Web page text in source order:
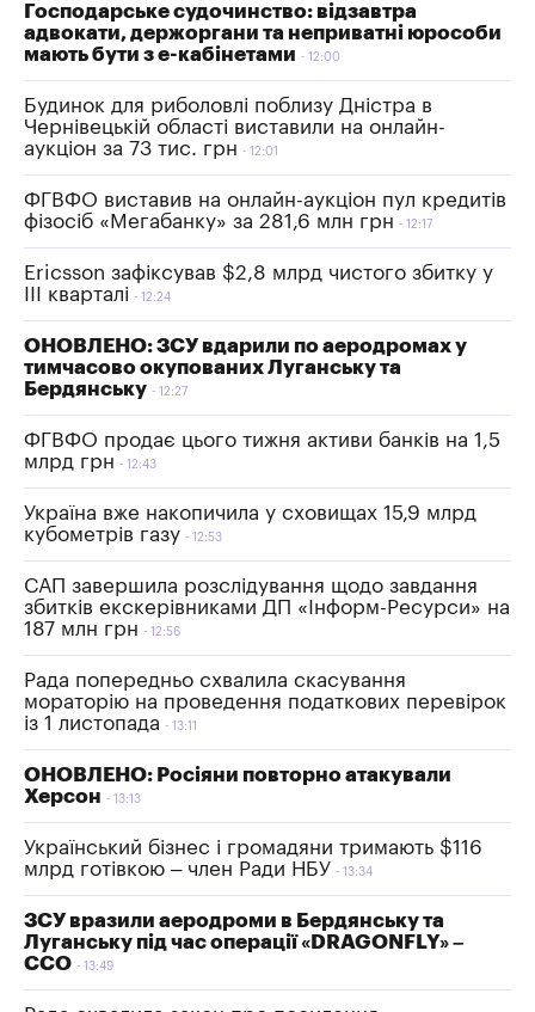
Господарське судочинство: відзавтра
адвокати, держоргани та неприватні юрособи
мають бути з е-кабінетами
12:00
Будинок для риболовлі поблизу Дністра в
Чернівецькій області виставили на онлайн-
аукціон за 73 тис. грн
12:01
ФГВФО виставив на онлайн-аукціон пул кредитів
фізосіб «Мегабанку» за 281,6 млн грн
12:17
Ericsson зафіксував $2,8 млрд чистого збитку у
III кварталі
12:24
ОНОВЛЕНО: ЗСУ вдарили по аеродромах у
тимчасово окупованих Луганську та
Бердянську
12:27
ФГВФО продає цього тижня активи банків на 1,5
млрд грн
12:43
Україна вже накопичила у сховищах 15,9 млрд
кубометрів газу
12:53
САП завершила розслідування щодо завдання
збитків екскерівниками ДП «Інформ-Ресурси» на
187 млн грн
12:56
Рада попередньо схвалила скасування
мораторію на проведення податкових перевірок
із 1 листопада
13:11
ОНОВЛЕНО: Росіяни повторно атакували
Херсон
13:13
Український бізнес і громадяни тримають $116
млрд готівкою – член Ради НБУ
13:34
ЗСУ вразили аеродроми в Бердянську та
Луганську під час операції «DRAGONFLY» –
ССО
13:49